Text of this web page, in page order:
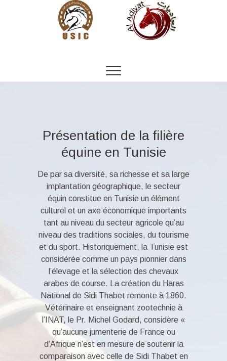
o
Présentation de la filière
équine en Tunisie
De par sa diversité, sa richesse et sa large
implantation géographique, le secteur
équin constitue en Tunisie un élément
culturel et un axe économique importants
tant au niveau du secteur agricole qu’au
niveau des traditions sociales, du tourisme
et du sport. Historiquement, la Tunisie est
considérée comme un pays pionnier dans
l’élevage et la sélection des chevaux
arabes de course. La création du Haras
National de Sidi Thabet remonte à 1860.
Vétérinaire et enseignant zootechnie à
l’INAT, le Pr. Michel Godard, considère «
qu’aucune jumenterie de France ou
d’Afrique n’est en mesure de soutenir la
comparaison avec celle de Sidi Thabet en